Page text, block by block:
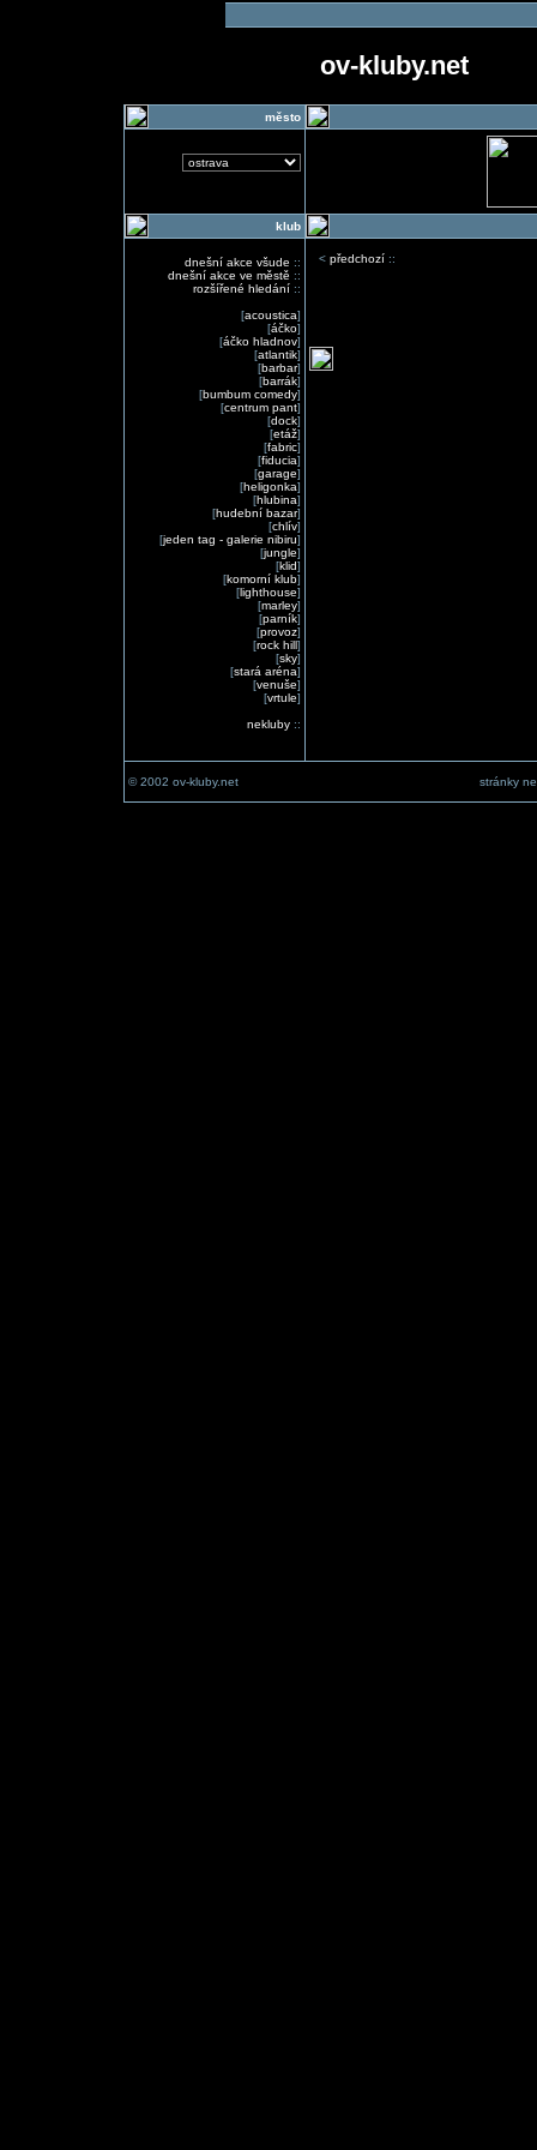
ov-kluby.net
město
klub
dnešní akce všude ::
dnešní akce ve městě ::
rozšířené hledání::
[acoustica]
[áčko]
[áčko hladnov]
[atlantik]
[barbar]
[barrák]
[bumbum comedy]
[centrum pant]
[dock]
[etáž]
[fabric]
[fiducia]
[garage]
[heligonka]
[hlubina]
[hudební bazar]
[chlív]
[jeden tag - galerie nibiru]
[jungle]
[klid]
[komorní klub]
[lighthouse]
[marley]
[parník]
[provoz]
[rock hill]
[sky]
[stará aréna]
[venuše]
[vrtule]
nekluby::
< předchozí::
© 2002 ov-kluby.net stránky